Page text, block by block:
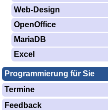
Web-Design
OpenOffice
MariaDB
Excel
Programmierung für Sie
Termine
Feedback